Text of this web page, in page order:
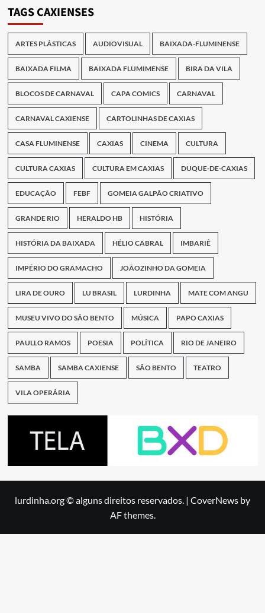
TAGS CAXIENSES
ARTES PLÁSTICAS AUDIOVISUAL BAIXADA-FLUMINENSE
BAIXADA FILMA BAIXADA FLUMIMENSE BIRA DA VILA
BLOCOS DE CARNAVAL CAPA COMICS CARNAVAL
CARNAVAL CAXIENSE CARTOLINHAS DE CAXIAS
CASA FLUMINENSE CAXIAS CINEMA CULTURA
CULTURA CAXIAS CULTURA EM CAXIAS DUQUE-DE-CAXIAS
EDUCAÇÃO FEBF GOMEIA GALPÃO CRIATIVO
GRANDE RIO HERALDO HB HISTÓRIA
HISTÓRIA DA BAIXADA HÉLIO CABRAL IMBARIÊ
IMPÉRIO DO GRAMACHO JOÃOZINHO DA GOMEIA
LIRA DE OURO LU BRASIL LURDINHA MATE COM ANGU
MUSEU VIVO DO SÃO BENTO MÚSICA PAPO CAXIAS
PAULLO RAMOS POESIA POLÍTICA RIO DE JANEIRO
SAMBA SAMBA CAXIENSE SÃO BENTO TEATRO
VILA OPERÁRIA
lurdinha.org © alguns direitos reservados. | CoverNews by
AF themes.